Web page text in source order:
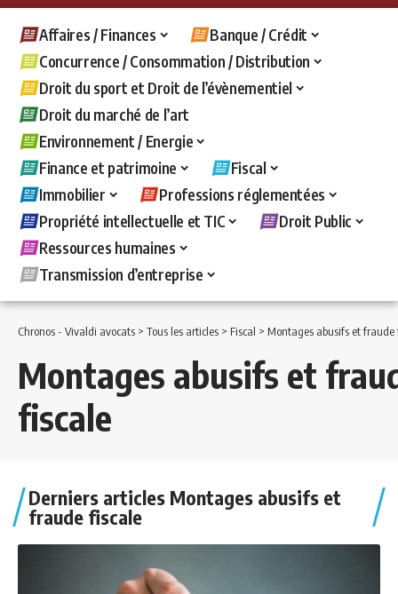
Affaires / Finances
Banque / Crédit
Concurrence / Consommation / Distribution
Droit du sport et Droit de l’évènementiel
Droit du marché de l’art
Environnement / Energie
Finance et patrimoine
Fiscal
Immobilier
Professions réglementées
Propriété intellectuelle et TIC
Droit Public
Ressources humaines
Transmission d’entreprise
Chronos - Vivaldi avocats > Tous les articles > Fiscal > Montages abusifs et fraude
Montages abusifs et
fiscale
Derniers articles Montages abusifs et
fraude fiscale